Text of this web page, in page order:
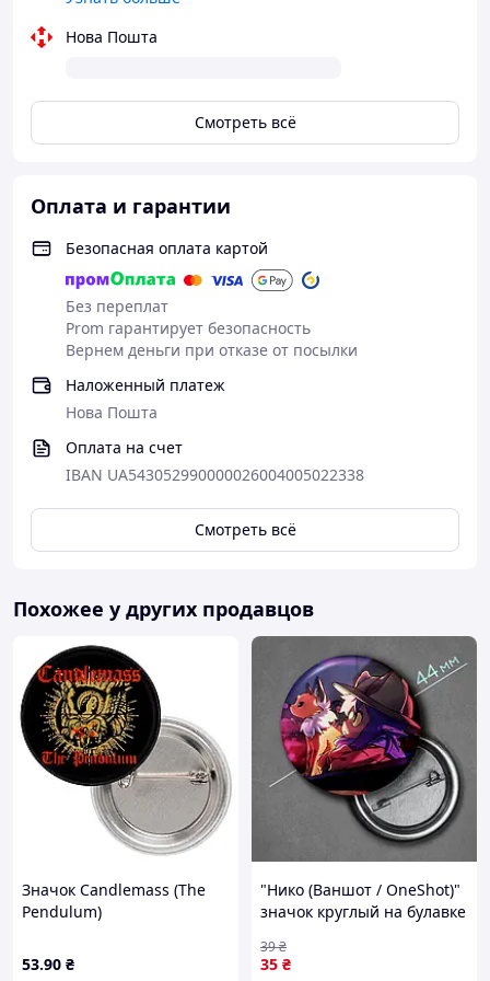
Нова Пошта
Смотреть всё
Оплата и гарантии
Безопасная оплата картой
Без переплат
Prom гарантирует безопасность
Вернем деньги при отказе от посылки
Наложенный платеж
Нова Пошта
Оплата на счет
IBAN UA543052990000026004005022338
Смотреть всё
Похожее у других продавцов
Значок Candlemass (The
Pendulum)
53.90 ₴
"Нико (Ваншот / OneShot)"
значок круглый на булавке
35 ₴
39₴